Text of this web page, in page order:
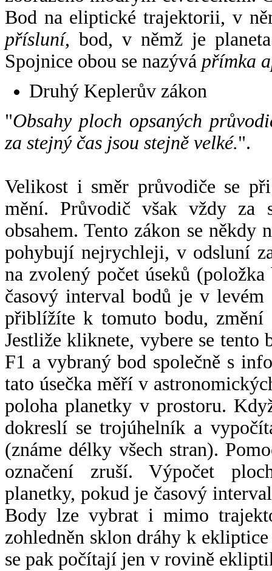
Bod na eliptické trajektorii, v
přísluní, bod, v němž je
Spojnice obou se nazývá přímka
Druhý Keplerův zákon
"Obsahy ploch opsaných
za stejný čas jsou stejně velké.".
Velikost i směr průvodiče se
mění. Průvodič však vždy za
obsahem. Tento zákon se někdy
pohybují nejrychleji, v odsluní
na zvolený počet úseků
časový interval bodů je v
přiblížíte k tomuto bodu,
Jestliže kliknete, vybere se tento
F1 a vybraný bod společně s
tato úsečka měří v
poloha planetky v prostoru.
dokreslí se trojúhelník a
(známe délky všech stran).
označení zruší. Výpočet
planetky, pokud je časový
Body lze vybrat i mimo
zohledněn sklon dráhy k
se pak počítají jen v rovině